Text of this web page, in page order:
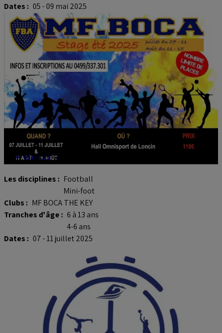
Dates : 05 - 09 mai 2025
MF Boca - Stage Foot et Futsal
Les disciplines : Football
Mini-foot
Clubs : MF BOCA THE KEY
Tranches d'âge : 6 à 13 ans
4-6 ans
Dates : 07 - 11 juillet 2025